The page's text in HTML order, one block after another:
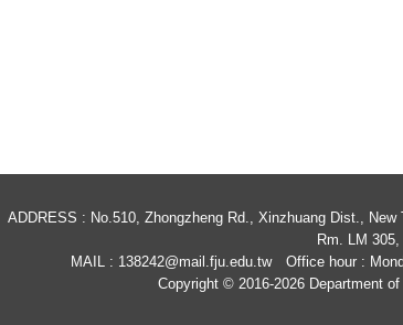
ADDRESS : No.510, Zhongzheng Rd., Xinzhuang Dist., New
Rm. LM
MAIL : 138242@mail.fju.edu.twOffice hour :
Copyright © 2016-2026 Department